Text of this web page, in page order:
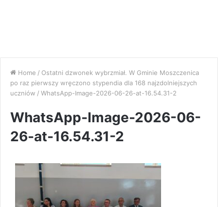
Home / Ostatni dzwonek wybrzmiał. W Gminie Moszczenica
po raz pierwszy wręczono stypendia dla 168 najzdolniejszych
uczniów / WhatsApp-Image-2026-06-26-at-16.54.31-2
WhatsApp-Image-2026-06-
26-at-16.54.31-2